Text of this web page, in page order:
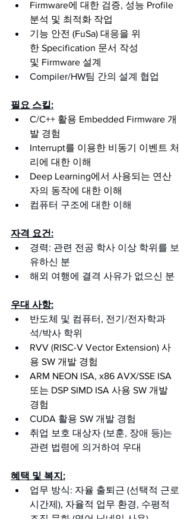
Firmware에 대한 검증, 성능 Profile
분석 및 최적화 작업
기능 안전 (FuSa) 대응을 위
한 Specification 문서 작성
및 Firmware 설계
Compiler/HW팀 간의 설계 협업
필요 스킬:
C/C++ 활용 Embedded Firmware 개
발 경험
Interrupt를 이용한 비동기 이벤트 처
리에 대한 이해
Deep Learning에서 사용되는 연산
자의 동작에 대한 이해
컴퓨터 구조에 대한 이해
자격 요건:
경력: 관련 전공 학사 이상 학위를 보
유하신 분
해외 여행에 결격 사유가 없으신 분
우대 사항:
반도체 및 컴퓨터, 전기/전자학과
석/박사 학위
RVV (RISC-V Vector Extension) 사
용 SW 개발 경험
ARM NEON ISA, x86 AVX/SSE ISA
또는 DSP SIMD ISA 사용 SW 개발
경험
CUDA 활용 SW 개발 경험
취업 보호 대상자 (보훈, 장애 등)는
관련 법령에 의거하여 우대
혜택 및 복지:
업무 방식: 자율 출퇴근 (선택적 근로
시간제), 자율적 업무 환경, 수평적